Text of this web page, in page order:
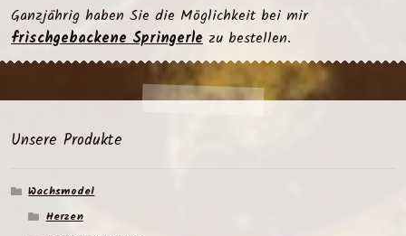
Ganzjährig haben Sie die Möglichkeit bei mir
frischgebackene Springerlezu bestellen.
Unsere Produkte
Wachsmodel
Herzen